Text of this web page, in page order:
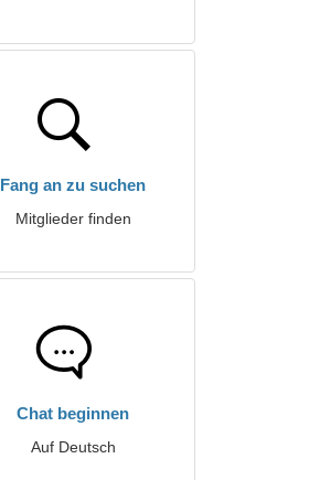
Fang an zu suchen
Mitglieder finden
Chat beginnen
Auf Deutsch